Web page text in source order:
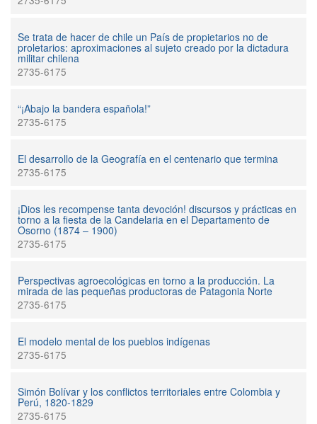
Se trata de hacer de chile un País de propietarios no de
proletarios: aproximaciones al sujeto creado por la dictadura
militar chilena
2735-6175
“¡Abajo la bandera española!”
2735-6175
El desarrollo de la Geografía en el centenario que termina
2735-6175
¡Dios les recompense tanta devoción! discursos y prácticas en
torno a la fiesta de la Candelaria en el Departamento de
Osorno (1874 – 1900)
2735-6175
Perspectivas agroecológicas en torno a la producción. La
mirada de las pequeñas productoras de Patagonia Norte
2735-6175
El modelo mental de los pueblos indígenas
2735-6175
Simón Bolívar y los conflictos territoriales entre Colombia y
Perú, 1820-1829
2735-6175